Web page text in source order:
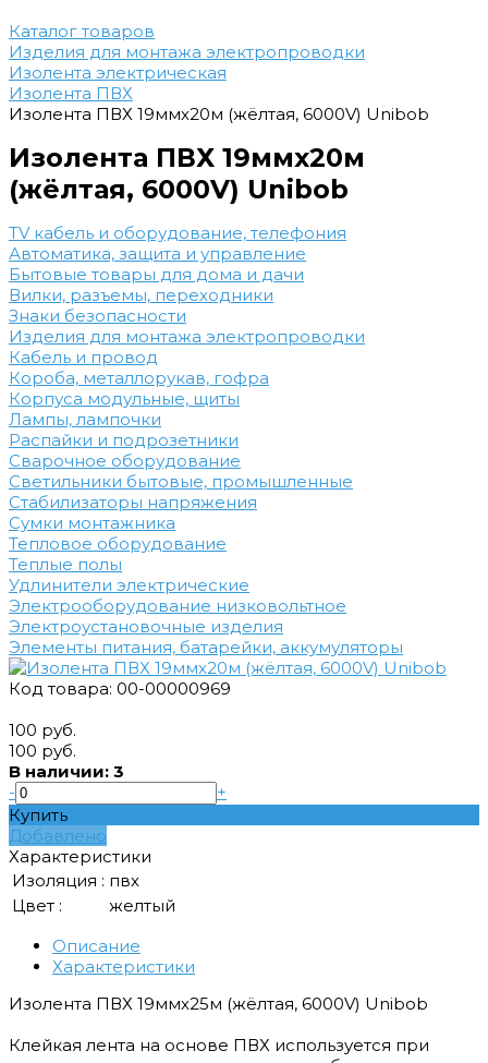
Каталог товаров
Изделия для монтажа электропроводки
Изолента электрическая
Изолента ПВХ
Изолента ПВХ 19ммх20м (жёлтая, 6000V) Unibob
Изолента ПВХ 19ммх20м
(жёлтая, 6000V) Unibob
TV кабель и оборудование, телефония
Автоматика, защита и управление
Бытовые товары для дома и дачи
Вилки, разъемы, переходники
Знаки безопасности
Изделия для монтажа электропроводки
Кабель и провод
Короба, металлорукав, гофра
Корпуса модульные, щиты
Лампы, лампочки
Распайки и подрозетники
Сварочное оборудование
Светильники бытовые, промышленные
Стабилизаторы напряжения
Сумки монтажника
Тепловое оборудование
Теплые полы
Удлинители электрические
Электрооборудование низковольтное
Электроустановочные изделия
Элементы питания, батарейки, аккумуляторы
Код товара: 00-00000969
100 руб.
100 руб.
В наличии: 3
-
+
Купить
Добавлено
Характеристики
Изоляция : пвх
Цвет :
желтый
Описание
Характеристики
Изолента ПВХ 19ммх25м (жёлтая, 6000V) Unibob
Клейкая лента на основе ПВХ используется при